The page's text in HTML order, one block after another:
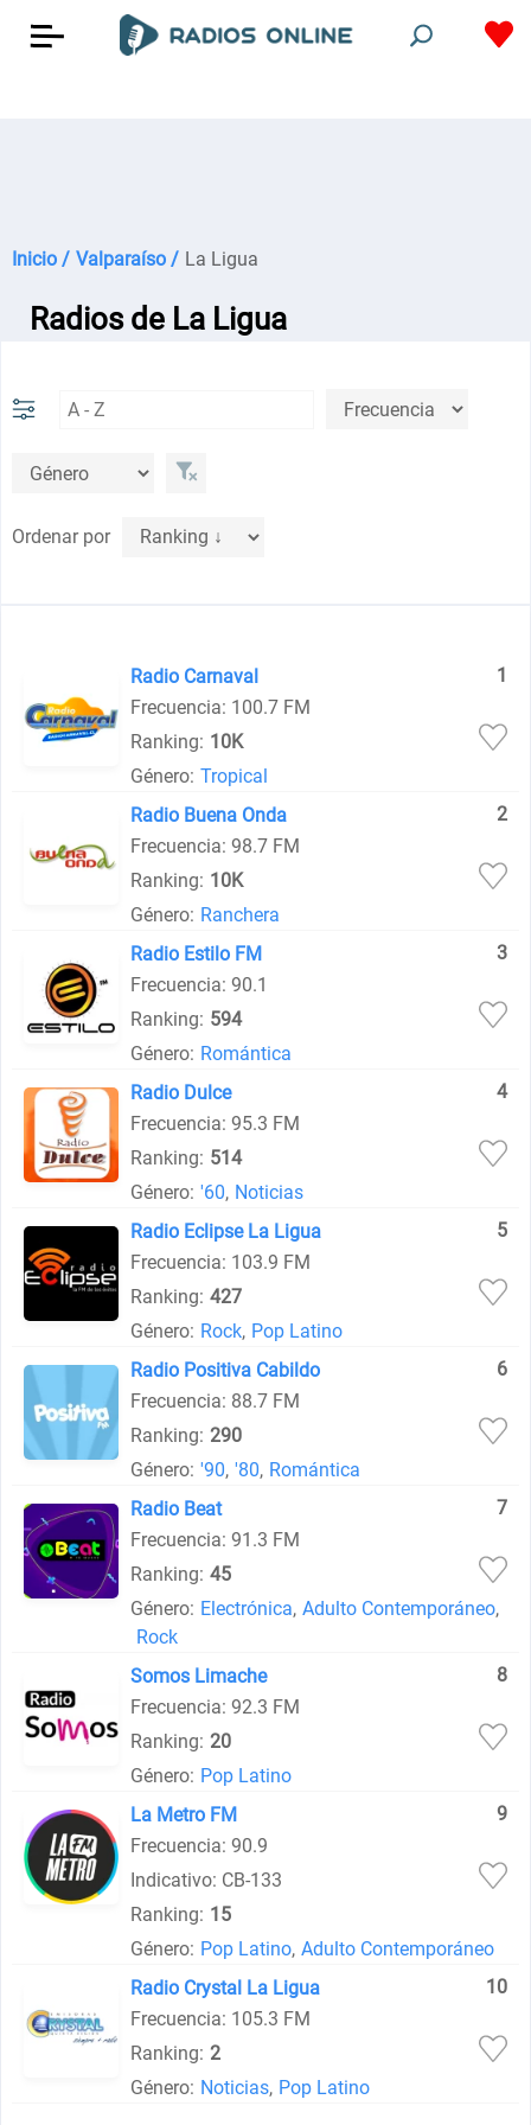
Inicio / Valparaíso / La Ligua
Radios de La Ligua
Ordenar por
Radio Carnaval
1
Frecuencia: 100.7 FM
Ranking: 10K
Género: Tropical
Radio Buena Onda
2
Frecuencia: 98.7 FM
Ranking: 10K
Género: Ranchera
Radio Estilo FM
3
Frecuencia: 90.1
Ranking: 594
Género: Romántica
Radio Dulce
4
Frecuencia: 95.3 FM
Ranking: 514
Género: '60, Noticias
Radio Eclipse La Ligua
5
Frecuencia: 103.9 FM
Ranking: 427
Género: Rock, Pop Latino
Radio Positiva Cabildo
6
Frecuencia: 88.7 FM
Ranking: 290
Género: '90, '80, Romántica
Radio Beat
7
Frecuencia: 91.3 FM
Ranking: 45
Género: Electrónica, Adulto Contemporáneo,
Rock
Somos Limache
8
Frecuencia: 92.3 FM
Ranking: 20
Género: Pop Latino
La Metro FM
9
Frecuencia: 90.9
Indicativo: CB-133
Ranking: 15
Género: Pop Latino, Adulto Contemporáneo
Radio Crystal La Ligua
10
Frecuencia: 105.3 FM
Ranking: 2
Género: Noticias, Pop Latino